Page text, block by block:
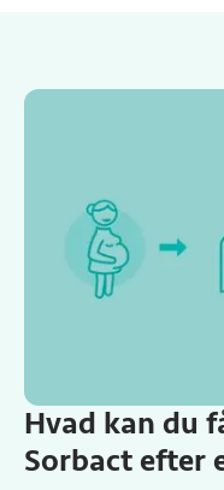
Hvad kan du
Sorbact efter